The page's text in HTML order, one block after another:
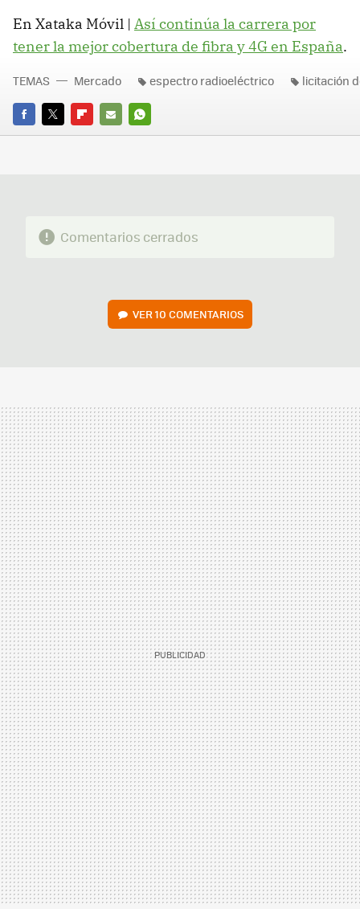
En Xataka Móvil | Así continúa la carrera por
tener la mejor cobertura de fibra y 4G en España.
FACEBOOK
TWITTERFLIPBOARD
E-
WHATSAPP
TEMAS Mercado espectro radioeléctrico licitación
Comentarios cerrados
VER10 COMENTARIOS